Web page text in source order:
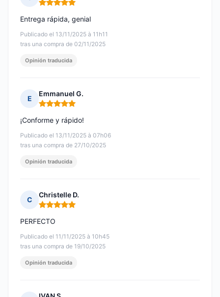
Nota: 5 de 5
Publicado el 13/11/2025 à 11h11
tras una compra de 02/11/2025
Entrega rápida, genial
Opinión traducida
E
Emmanuel G.
Nota: 5 de 5
Publicado el 13/11/2025 à 07h06
tras una compra de 27/10/2025
¡Conforme y rápido!
Opinión traducida
C
Christelle D.
Nota: 5 de 5
Publicado el 11/11/2025 à 10h45
tras una compra de 19/10/2025
PERFECTO
Opinión traducida